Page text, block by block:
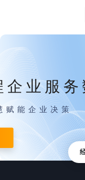
企业服
赋能企业决策